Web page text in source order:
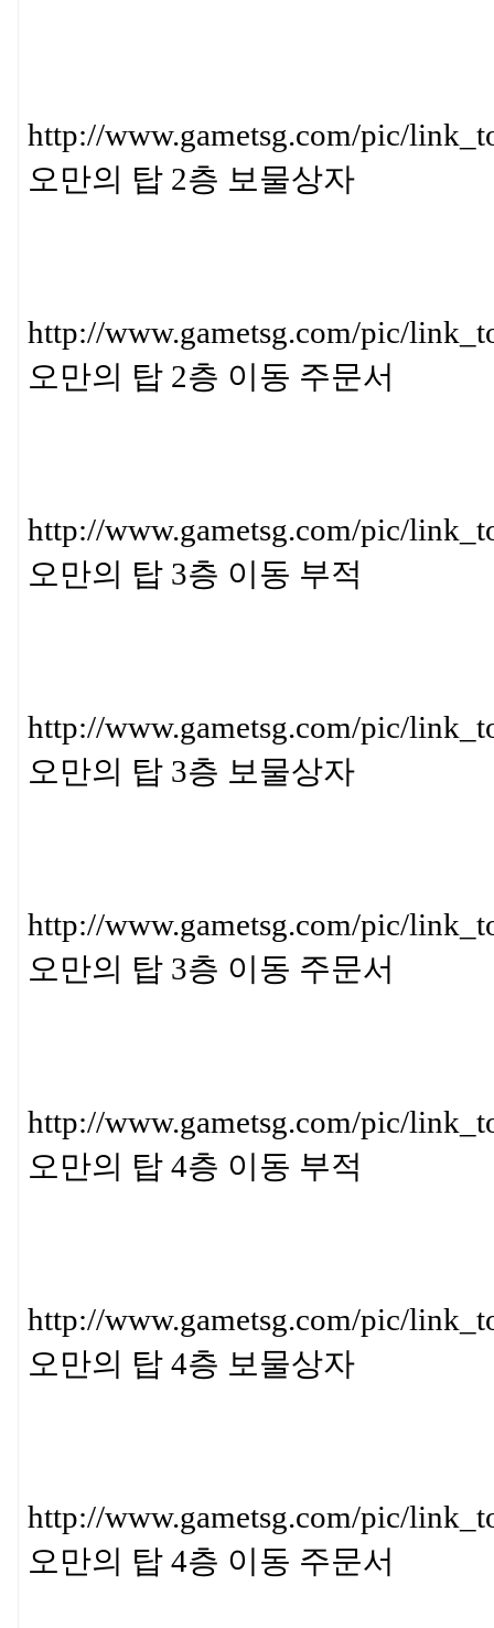
http://www.gametsg.com/pic/
오만의 탑 2층 보물상자
http://www.gametsg.com/pic/
오만의 탑 2층 이동 주문서
http://www.gametsg.com/pic/
오만의 탑 3층 이동 부적
http://www.gametsg.com/pic/
오만의 탑 3층 보물상자
http://www.gametsg.com/pic/
오만의 탑 3층 이동 주문서
http://www.gametsg.com/pic/
오만의 탑 4층 이동 부적
http://www.gametsg.com/pic/
오만의 탑 4층 보물상자
http://www.gametsg.com/pic/
오만의 탑 4층 이동 주문서